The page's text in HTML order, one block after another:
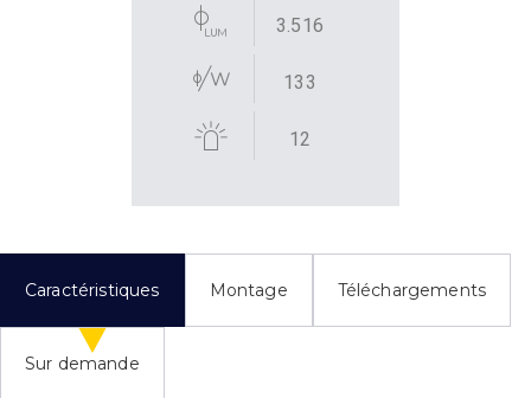
3.516
133
12
Caractéristiques Montage Téléchargements
Sur demande